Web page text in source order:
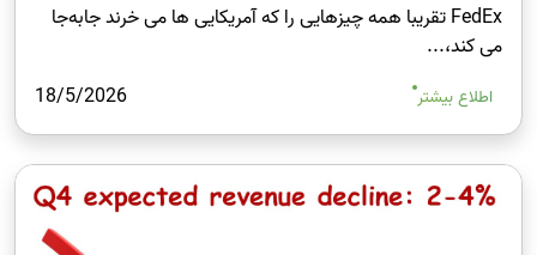
FedEx تقریبا همه چیزهایی را که آمریکایی‌ ها می ‌خرند جابه‌جا
می‌ کند،...
اطلاع بیشتر 18/5/2026